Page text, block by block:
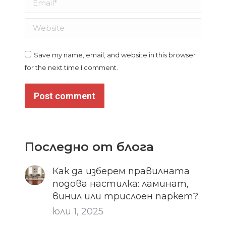
Website
Save my name, email, and website in this browser
for the next time I comment.
Post comment
Последно от блога
Как да изберем правилната
подова настилка: ламинат,
винил или трислоен паркет?
юли 1, 2025